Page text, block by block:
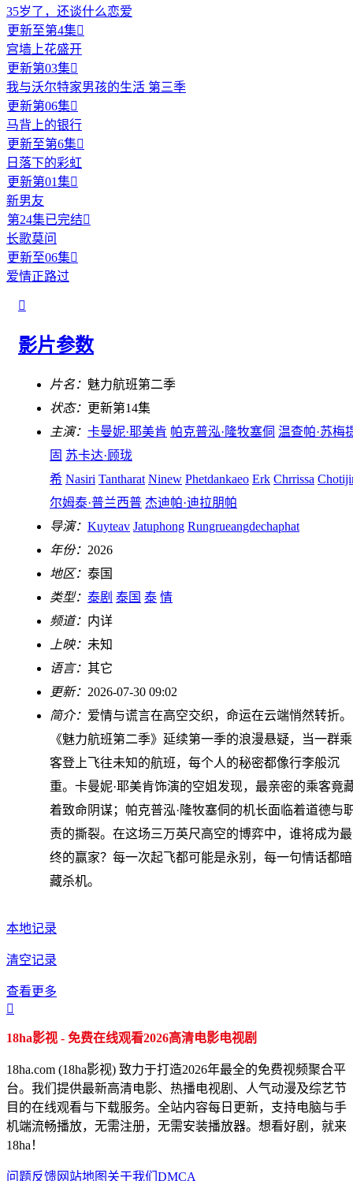
35岁了，还谈什么恋爱
更新至第4集
宫墙上花盛开
更新第03集
我与沃尔特家男孩的生活 第三季
更新第06集
马背上的银行
更新至第6集
日落下的彩虹
更新第01集
新男友
第24集已完结
长歌莫问
更新至06集
爱情正路过

影片参数
片名： 魅力航班第二季
状态： 更新第14集
主演： 卡曼妮·耶美肯 帕克普泓·隆牧塞侗 温查帕·苏梅
固 苏卡达·顾珑
希 Nasiri Tantharat Ninew Phetdankaeo Erk Chrrissa
尔姆泰·普兰西普 杰迪帕·迪拉朋帕
导演： Kuyteav Jatuphong Rungrueangdechaphat
年份： 2026
地区： 泰国
类型： 泰剧 泰国 泰 情
频道： 内详
上映： 未知
语言： 其它
更新： 2026-07-30 09:02
简介： 爱情与谎言在高空交织，命运在云端悄然转折。
《魅力航班第二季》延续第一季的浪漫悬疑，当一群乘
客登上飞往未知的航班，每个人的秘密都像行李般沉
重。卡曼妮·耶美肯饰演的空姐发现，最亲密的乘客竟
着致命阴谋；帕克普泓·隆牧塞侗的机长面临着道德与
责的撕裂。在这场三万英尺高空的博弈中，谁将成为最
终的赢家？每一次起飞都可能是永别，每一句情话都暗
藏杀机。
本地记录
清空记录
查看更多

18ha影视 - 免费在线观看2026高清电影电视剧
18ha.com (18ha影视) 致力于打造2026年最全的免费视频聚合平
台。我们提供最新高清电影、热播电视剧、人气动漫及综艺节
目的在线观看与下载服务。全站内容每日更新，支持电脑与手
机端流畅播放，无需注册，无需安装播放器。想看好剧，就来
18ha！
问题反馈网站地图 关于我们 DMCA